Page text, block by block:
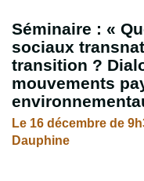
Séminaire : «
sociaux
transition ?
mouvements
Le 16 décembre de
Dauphine